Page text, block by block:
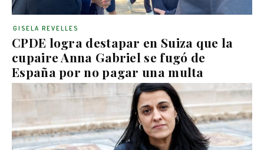
CPDE logra destapar en Suiza que la
cupaire Anna Gabriel se fugó de
España por no pagar una multa
GISELA REVELLES